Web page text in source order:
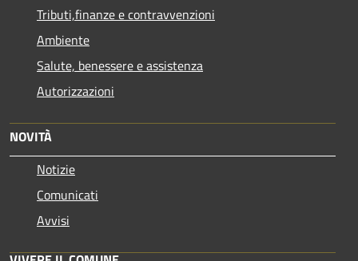
Tributi,finanze e contravvenzioni
Ambiente
Salute, benessere e assistenza
Autorizzazioni
NOVITÀ
Notizie
Comunicati
Avvisi